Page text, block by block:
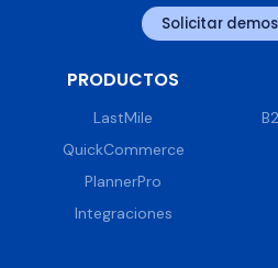
Solicitar
PRODUCTOS
LastMile
QuickCommerce
PlannerPro
Integraciones